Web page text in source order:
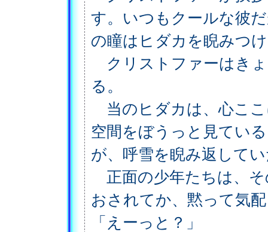
す。いつもクールな彼
の瞳はヒダカを睨みつ
クリストファーはき
る。
当のヒダカは、心こ
空間をぼうっと見てい
が、呼雪を睨み返して
正面の少年たちは、そ
おされてか、黙って気
「えーっと？」